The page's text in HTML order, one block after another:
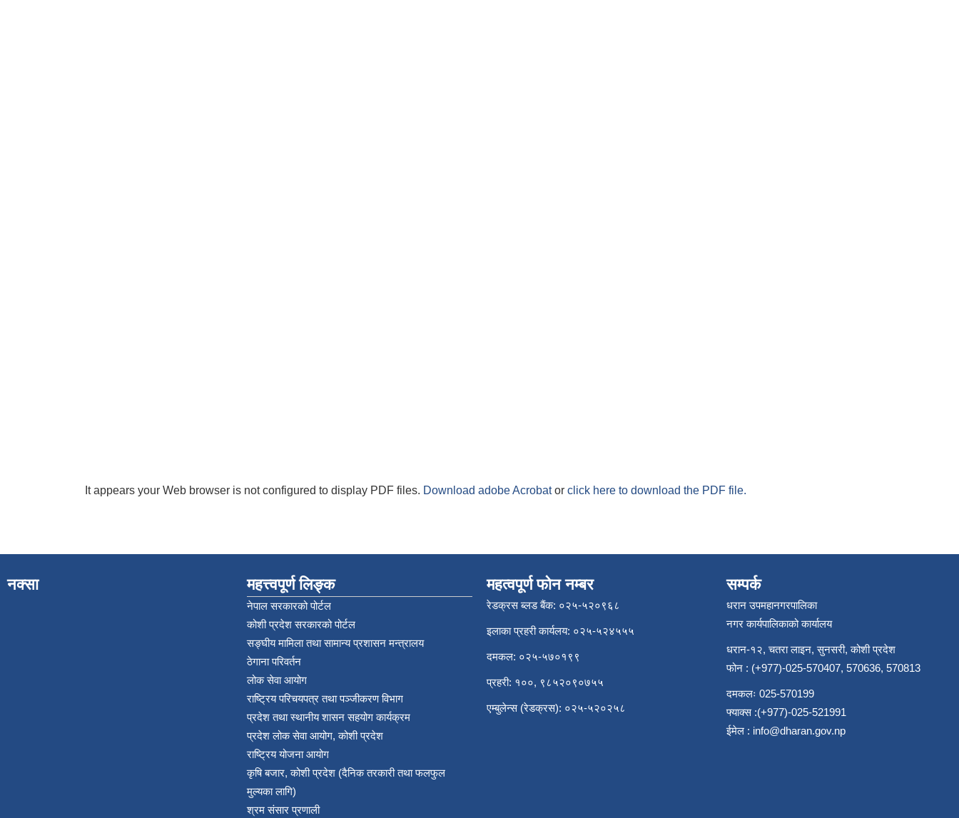
It appears your Web browser is not configured to display PDF files. Download adobe Acrobator click here to download the PDF file.
नक्सा महत्त्वपूर्ण लिङ्क
नेपाल सरकारको पोर्टल
कोशी प्रदेश सरकारको पोर्टल
सङ्‍घीय मामिला तथा सामान्य प्रशासन मन्त्रालय
ठेगाना परिवर्तन
लोक सेवा आयोग
राष्ट्रिय परिचयपत्र तथा पञ्‍जीकरण विभाग
प्रदेश तथा स्थानीय शासन सहयोग कार्यक्रम
प्रदेश लोक सेवा आयोग, कोशी प्रदेश
राष्ट्रिय योजना आयोग
कृषि बजार, कोशी प्रदेश (दैनिक तरकारी तथा फलफुल
मुल्यका लागि)
श्रम संसार प्रणाली
महत्वपूर्ण फोन नम्बर
रेडक्रस ब्लड बैंक: ०२५-५२०९६८
इलाका प्रहरी कार्यलय: ०२५-५२४५५५
दमकल: ०२५-५७०१९९
प्रहरी: १००, ९८५२०९०७५५
एम्बुलेन्स (रेडक्रस): ०२५-५२०२५८
सम्पर्क
धरान उपमहानगरपालिका
नगर कार्यपालिकाको कार्यालय
धरान-१२, चतरा लाइन, सुनसरी, कोशी प्रदेश
फोन : (+977)-025-570407, 570636, 570813
दमकलः 025-570199
फ्याक्स :(+977)-025-521991
ईमेल : info@dharan.gov.np